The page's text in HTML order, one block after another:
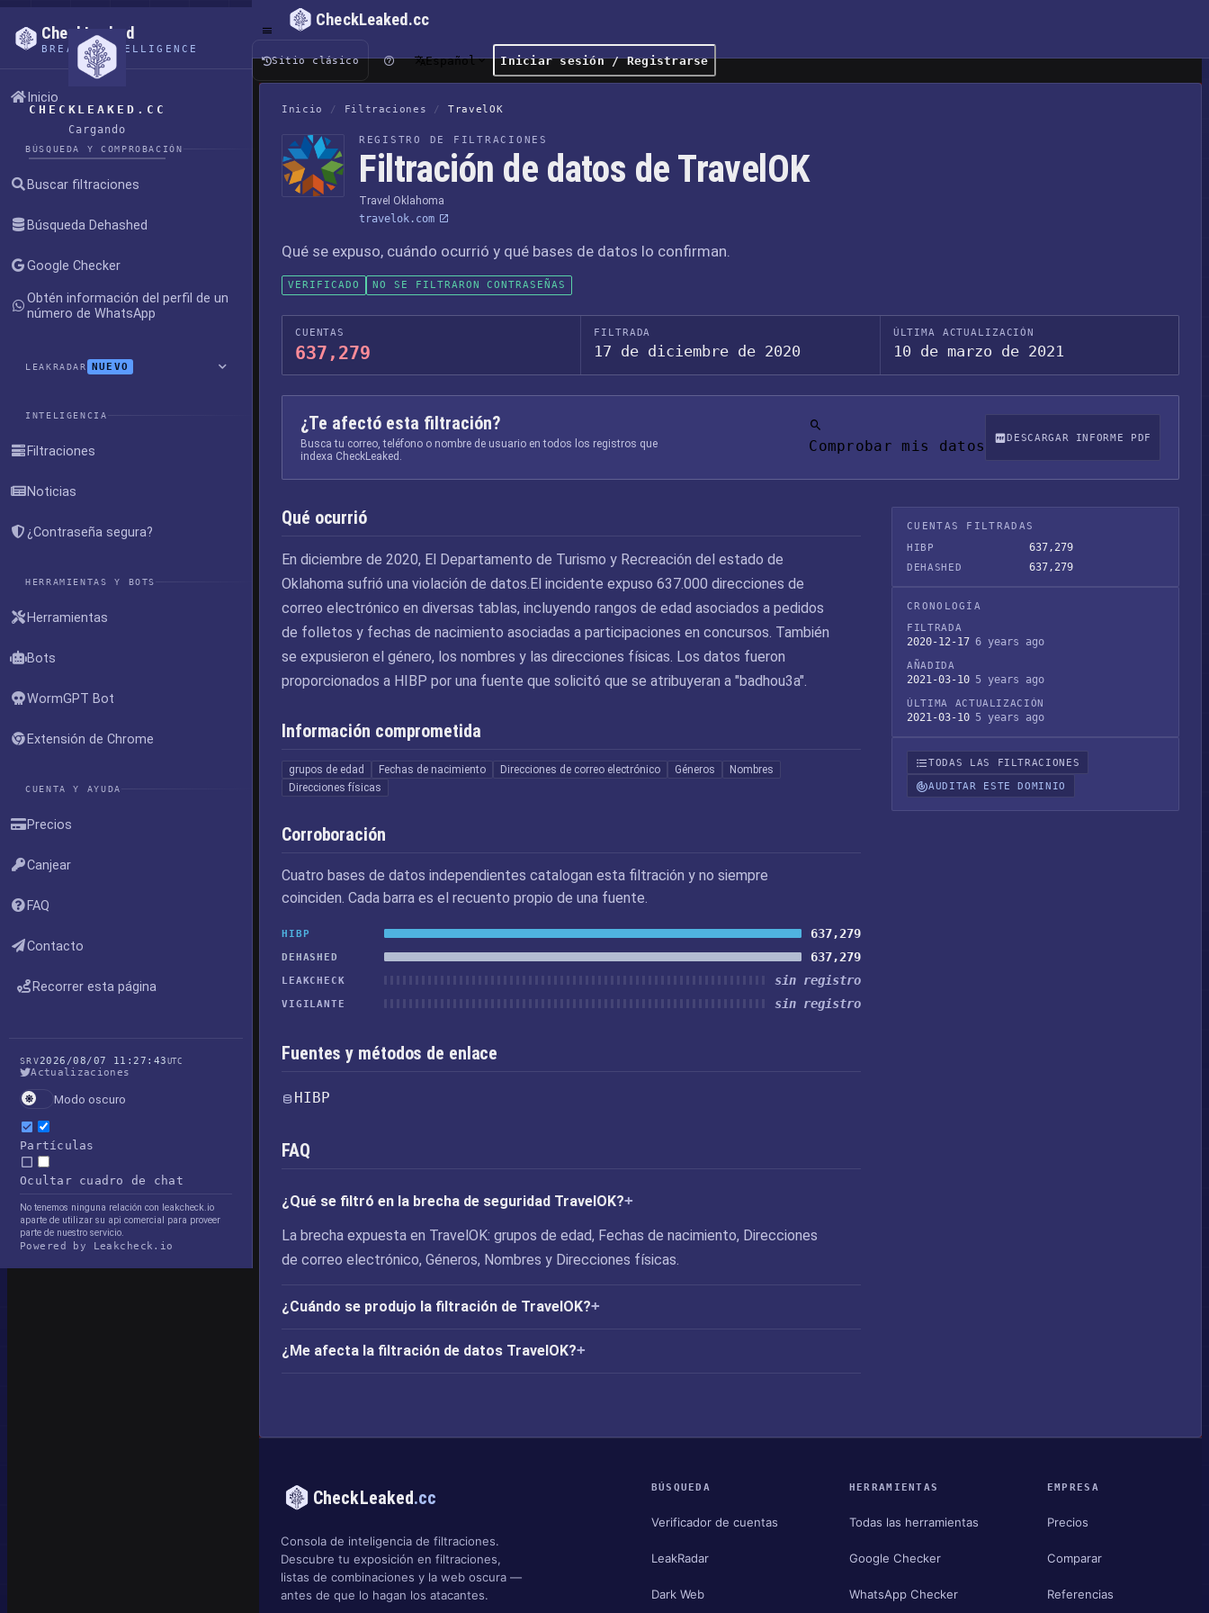
CHECKLEAKED.CC
Cargando
CheckLeaked
BREACH INTELLIGENCE
Inicio
BÚSQUEDA Y COMPROBACIÓN
Buscar filtraciones
Búsqueda Dehashed
Google Checker
Obtén información del perfil de un
número de WhatsApp
LEAKRADAR NUEVO
INTELIGENCIA
Filtraciones
Noticias
¿Contraseña segura?
HERRAMIENTAS Y BOTS
Herramientas
Bots
WormGPT Bot
Extensión de Chrome
CUENTA Y AYUDA
Precios
Canjear
FAQ
Contacto
Recorrer esta página
SRV2026/08/07 11:27:43UTC
Actualizaciones
Modo oscuro
Partículas
Ocultar cuadro de chat
No tenemos ninguna relación con leakcheck.io
aparte de utilizar su api comercial para proveer
parte de nuestro servicio.
Powered by Leakcheck.io
CheckLeaked.cc
Sitio clásico Español Iniciar sesión / Registrarse
Inicio / Filtraciones / TravelOK
REGISTRO DE FILTRACIONES
Filtración de datos de TravelOK
Travel Oklahoma
travelok.com
Qué se expuso, cuándo ocurrió y qué bases de datos lo confirman.
VERIFICADO NO SE FILTRARON CONTRASEÑAS
CUENTAS
637,279
FILTRADA
17 de diciembre de 2020
ÚLTIMA ACTUALIZACIÓN
10 de marzo de 2021
¿Te afectó esta filtración?
Busca tu correo, teléfono o nombre de usuario en todos los registros que
indexa CheckLeaked.
Comprobar mis datos DESCARGAR INFORME PDF
Qué ocurrió
En diciembre de 2020, El Departamento de Turismo y Recreación del estado de
Oklahoma sufrió una violación de datos.El incidente expuso 637.000 direcciones de
correo electrónico en diversas tablas, incluyendo rangos de edad asociados a pedidos
de folletos y fechas de nacimiento asociadas a participaciones en concursos. También
se expusieron el género, los nombres y las direcciones físicas. Los datos fueron
proporcionados a HIBP por una fuente que solicitó que se atribuyeran a "badhou3a".
Información comprometida
grupos de edad Fechas de nacimiento Direcciones de correo electrónico Géneros
Nombres
Direcciones físicas
Corroboración
Cuatro bases de datos independientes catalogan esta filtración y no siempre
coinciden. Cada barra es el recuento propio de una fuente.
HIBP 637,279
DEHASHED 637,279
LEAKCHECK sin registro
VIGILANTE sin registro
Fuentes y métodos de enlace
HIBP
FAQ
¿Qué se filtró en la brecha de seguridad TravelOK?
La brecha expuesta en TravelOK: grupos de edad, Fechas de nacimiento, Direcciones
de correo electrónico, Géneros, Nombres y Direcciones físicas.
¿Cuándo se produjo la filtración de TravelOK?
¿Me afecta la filtración de datos TravelOK?
CUENTAS FILTRADAS
HIBP
637,279
DEHASHED 637,279
CRONOLOGÍA
FILTRADA
2020-12-17 6 years ago
AÑADIDA
2021-03-10 5 years ago
ÚLTIMA ACTUALIZACIÓN
2021-03-10 5 years ago
TODAS LAS FILTRACIONES
AUDITAR ESTE DOMINIO
CheckLeaked.cc
Consola de inteligencia de filtraciones.
Descubre tu exposición en filtraciones,
listas de combinaciones y la web oscura —
antes de que lo hagan los atacantes.
BÚSQUEDA
Verificador de cuentas
LeakRadar
Dark Web
HERRAMIENTAS
Todas las herramientas
Google Checker
WhatsApp Checker
EMPRESA
Precios
Comparar
Referencias